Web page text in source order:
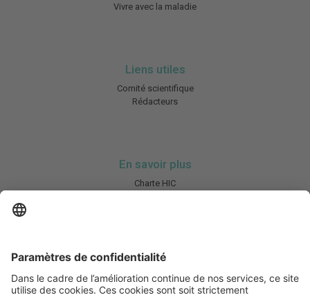
Vivre avec la maladie
Liens utiles
Comité scientifique
Rédacteurs
En savoir plus
Charte HIC
Abonnez-vous à notre newsletter